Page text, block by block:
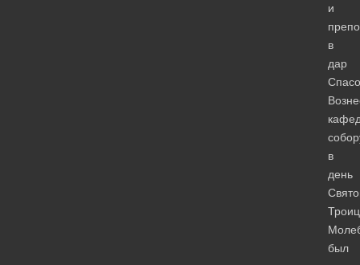
и
в
дар
в
день
был